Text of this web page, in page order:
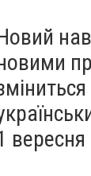
вересня